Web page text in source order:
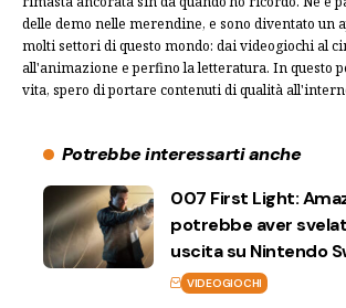
delle demo nelle merendine, e sono diventato un
molti settori di questo mondo: dai videogiochi al
all'animazione e perfino la letteratura. In questo
vita, spero di portare contenuti di qualità
Potrebbe interessarti anche
007 First Light:
potrebbe aver
uscita su Nintendo
VIDEOGIOCHI